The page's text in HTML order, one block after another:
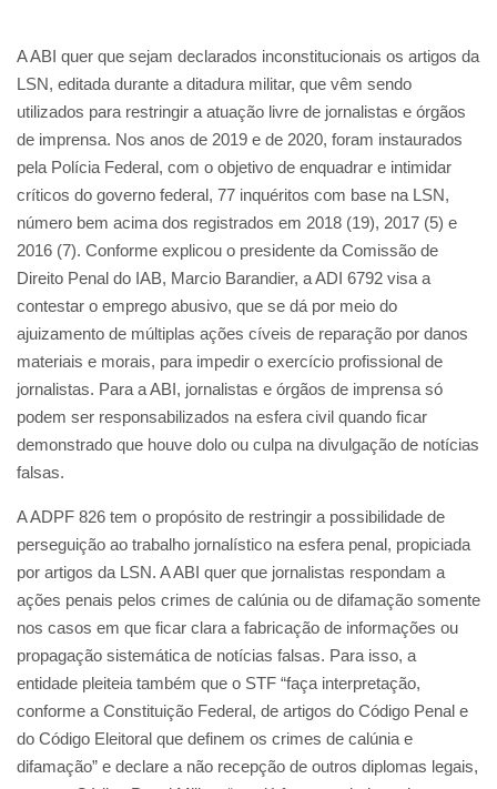
A ABI quer que sejam declarados inconstitucionais os artigos da
LSN, editada durante a ditadura militar, que vêm sendo
utilizados para restringir a atuação livre de jornalistas e órgãos
de imprensa. Nos anos de 2019 e de 2020, foram instaurados
pela Polícia Federal, com o objetivo de enquadrar e intimidar
críticos do governo federal, 77 inquéritos com base na LSN,
número bem acima dos registrados em 2018 (19), 2017 (5) e
2016 (7). Conforme explicou o presidente da Comissão de
Direito Penal do IAB, Marcio Barandier, a ADI 6792 visa a
contestar o emprego abusivo, que se dá por meio do
ajuizamento de múltiplas ações cíveis de reparação por danos
materiais e morais, para impedir o exercício profissional de
jornalistas. Para a ABI, jornalistas e órgãos de imprensa só
podem ser responsabilizados na esfera civil quando ficar
demonstrado que houve dolo ou culpa na divulgação de notícias
falsas.
A ADPF 826 tem o propósito de restringir a possibilidade de
perseguição ao trabalho jornalístico na esfera penal, propiciada
por artigos da LSN. A ABI quer que jornalistas respondam a
ações penais pelos crimes de calúnia ou de difamação somente
nos casos em que ficar clara a fabricação de informações ou
propagação sistemática de notícias falsas. Para isso, a
entidade pleiteia também que o STF “faça interpretação,
conforme a Constituição Federal, de artigos do Código Penal e
do Código Eleitoral que definem os crimes de calúnia e
difamação” e declare a não recepção de outros diplomas legais,